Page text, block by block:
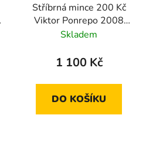
Stříbrná mince 200 Kč
Viktor Ponrepo 2008
proof
Skladem
1 100 Kč
DO KOŠÍKU